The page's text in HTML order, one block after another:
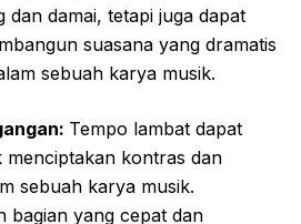
dan damai, tetapi juga dapat
suasana yang dramatis
sebuah karya musik.
Tempo lambat dapat
menciptakan kontras dan
sebuah karya musik.
bagian yang cepat dan